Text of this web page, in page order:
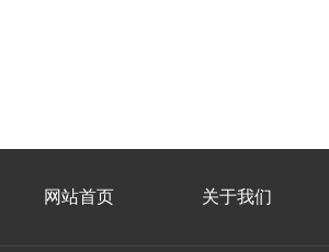
网站首页 关于我们